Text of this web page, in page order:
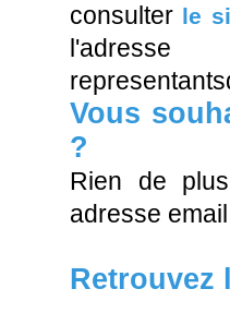
consulter le
Vous
?
Rien de
adresse
Retrouvez